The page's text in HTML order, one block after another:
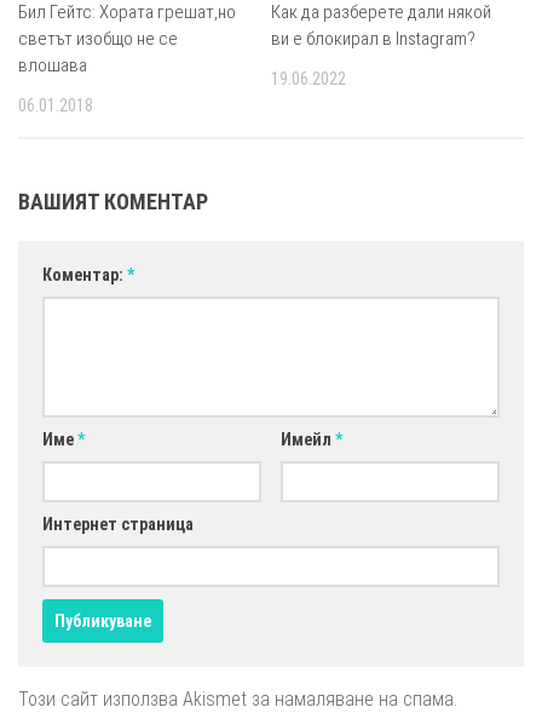
Бил Гейтс: Хората грешат,но
светът изобщо не се
влошава
06.01.2018
Как да разберете дали някой
ви е блокирал в Instagram?
19.06.2022
ВАШИЯТ КОМЕНТАР
Коментар: *
Име* Имейл *
Интернет страница
Този сайт използва Akismet за намаляване на спама.